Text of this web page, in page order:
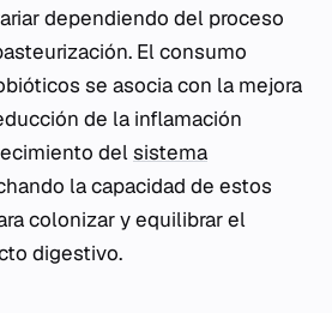
dependiendo del proceso
El consumo
se asocia con la mejora
de la inflamación
delsistema
la capacidad de estos
colonizar y equilibrar el
digestivo.